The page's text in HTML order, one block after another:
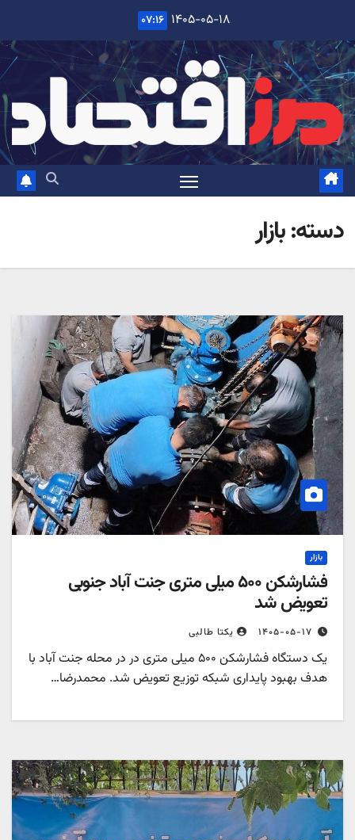
content
۱۴۰۵-۰۵-۱۸ ۰۷:۱۶
دسته:بازار
بازار
فشارشکن ۵۰۰ میلی متری جنت آباد جنوبی
تعویض شد
۱۴۰۵-۰۵-۱۷ یکتا طالبی
یک دستگاه فشارشکن ۵۰۰ میلی متری در در محله جنت آباد با
هدف بهبود پایداری شبکه توزیع تعویض شد. محمدرضا…